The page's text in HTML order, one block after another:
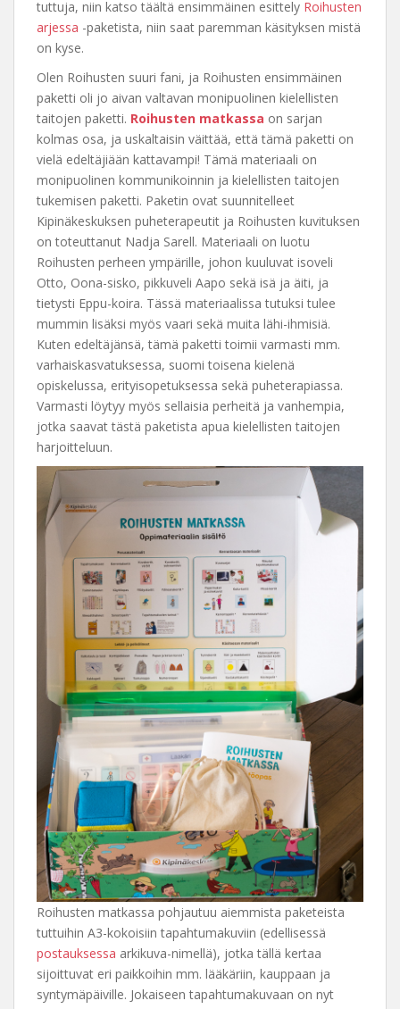
tuttuja, niin katso täältä ensimmäinen esittely Roihusten
arjessa -paketista, niin saat paremman käsityksen mistä
on kyse.
Olen Roihusten suuri fani, ja Roihusten ensimmäinen
paketti oli jo aivan valtavan monipuolinen kielellisten
taitojen paketti. Roihusten matkassa on sarjan
kolmas osa, ja uskaltaisin väittää, että tämä paketti on
vielä edeltäjiään kattavampi! Tämä materiaali on
monipuolinen kommunikoinnin ja kielellisten taitojen
tukemisen paketti. Paketin ovat suunnitelleet
Kipinäkeskuksen puheterapeutit ja Roihusten kuvituksen
on toteuttanut Nadja Sarell. Materiaali on luotu
Roihusten perheen ympärille, johon kuuluvat isoveli
Otto, Oona-sisko, pikkuveli Aapo sekä isä ja äiti, ja
tietysti Eppu-koira. Tässä materiaalissa tutuksi tulee
mummin lisäksi myös vaari sekä muita lähi-ihmisiä.
Kuten edeltäjänsä, tämä paketti toimii varmasti mm.
varhaiskasvatuksessa, suomi toisena kielenä
opiskelussa, erityisopetuksessa sekä puheterapiassa.
Varmasti löytyy myös sellaisia perheitä ja vanhempia,
jotka saavat tästä paketista apua kielellisten taitojen
harjoitteluun.
Roihusten matkassa pohjautuu aiemmista paketeista
tuttuihin A3-kokoisiin tapahtumakuviin (edellisessä
postauksessa arkikuva-nimellä), jotka tällä kertaa
sijoittuvat eri paikkoihin mm. lääkäriin, kauppaan ja
syntymäpäiville. Jokaiseen tapahtumakuvaan on nyt